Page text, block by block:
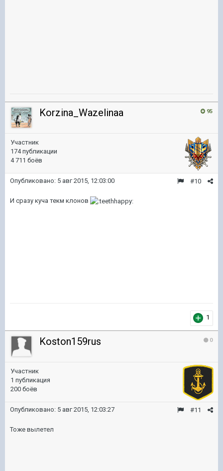
95
Korzina_Wazelinaa
Участник
174 публикации
4 711 боёв
#10
Опубликовано: 5 авг 2015, 12:03:00
И сразу куча текм клонов
1
0
Koston159rus
Участник
1 публикация
200 боёв
#11
Опубликовано: 5 авг 2015, 12:03:27
Тоже вылетел